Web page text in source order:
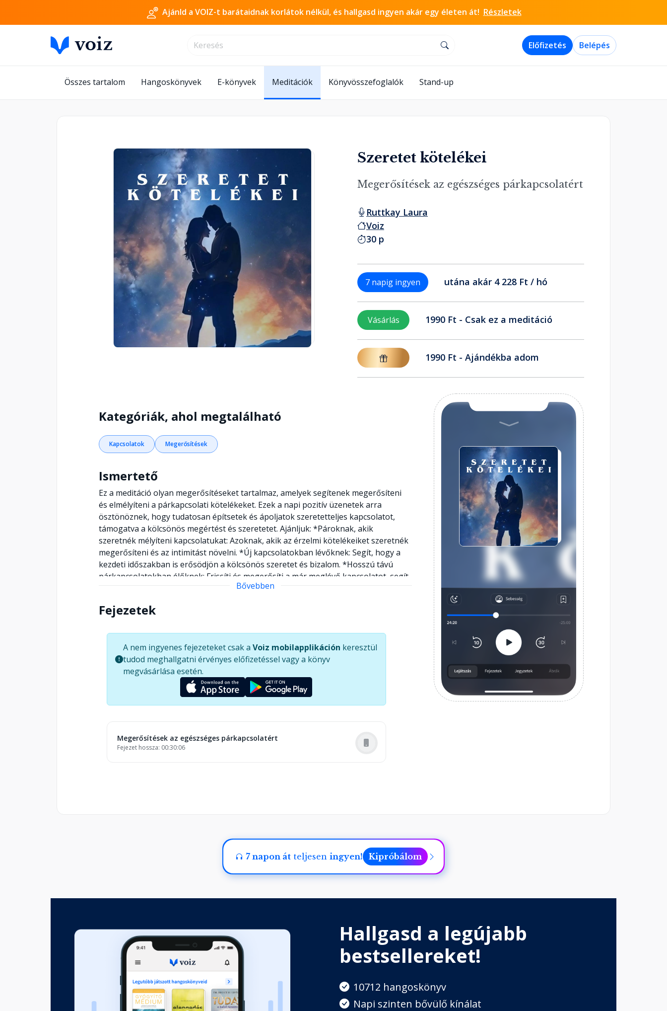
Ajánld a VOIZ-t barátaidnak korlátok nélkül, és hallgasd ingyen akár egy életen át! Részletek
Előfizetés Belépés
Összes tartalom Hangoskönyvek E-könyvek Meditációk Könyvösszefoglalók Stand-up
Szeretet kötelékei
Megerősítések az egészséges párkapcsolatért
Ruttkay Laura
Voiz
30 p
7 napig ingyen utána akár 4 228 Ft / hó
Vásárlás 1990 Ft - Csak ez a meditáció
1990 Ft - Ajándékba adom
Kategóriák, ahol megtalálható
Kapcsolatok Megerősítések
Ismertető
Ez a meditáció olyan megerősítéseket tartalmaz, amelyek segítenek megerősíteni
és elmélyíteni a párkapcsolati kötelékeket. Ezek a napi pozitív üzenetek arra
ösztönöznek, hogy tudatosan építsetek és ápoljatok szeretetteljes kapcsolatot,
támogatva a kölcsönös megértést és szeretetet. Ajánljuk: *Pároknak, akik
szeretnék mélyíteni kapcsolatukat: Azoknak, akik az érzelmi kötelékeiket szeretnék
megerősíteni és az intimitást növelni. *Új kapcsolatokban lévőknek: Segít, hogy a
kezdeti időszakban is erősödjön a kölcsönös szeretet és bizalom. *Hosszú távú
párkapcsolatokban élőknek: Frissíti és megerősíti a már meglévő kapcsolatot, segít
fenntartani az érzelmi közelséget. *Olyan pároknak, akik szeretnék fokozni a
kommunikációt.
Bővebben
Fejezetek
A nem ingyenes fejezeteket csak a Voiz mobilapplikáción keresztül
tudod meghallgatni érvényes előfizetéssel vagy a könyv
megvásárlása esetén.
Megerősítések az egészséges párkapcsolatért
Fejezet hossza: 00:30:06
7 napon át teljesen ingyen! Kipróbálom
Hallgasd a legújabb
bestsellereket!
10712 hangoskönyv
Napi szinten bővülő kínálat